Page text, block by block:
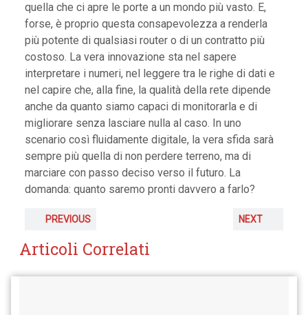
quella che ci apre le porte a un mondo più vasto. E,
forse, è proprio questa consapevolezza a renderla
più potente di qualsiasi router o di un contratto più
costoso. La vera innovazione sta nel sapere
interpretare i numeri, nel leggere tra le righe di dati e
nel capire che, alla fine, la qualità della rete dipende
anche da quanto siamo capaci di monitorarla e di
migliorare senza lasciare nulla al caso. In uno
scenario così fluidamente digitale, la vera sfida sarà
sempre più quella di non perdere terreno, ma di
marciare con passo deciso verso il futuro. La
domanda: quanto saremo pronti davvero a farlo?
PREVIOUS NEXT
Articoli Correlati